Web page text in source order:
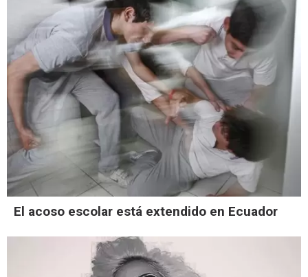
El acoso escolar está extendido en Ecuador